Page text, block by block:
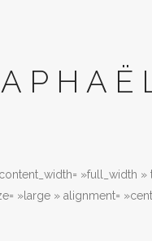
»full_width
»large » alignment=